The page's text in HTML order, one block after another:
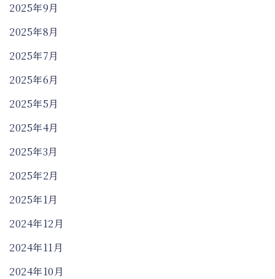
2025年9月
2025年8月
2025年7月
2025年6月
2025年5月
2025年4月
2025年3月
2025年2月
2025年1月
2024年12月
2024年11月
2024年10月